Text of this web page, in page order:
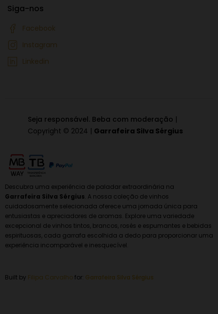
Siga-nos
Facebook
Instagram
Linkedin
Seja responsável. Beba com moderação |
Copyright © 2024 | Garrafeira Silva Sérgius
Descubra uma experiência de paladar extraordinária na
Garrafeira Silva Sérgius. A nossa coleção de vinhos
cuidadosamente selecionada oferece uma jornada única para
entusiastas e apreciadores de aromas. Explore uma variedade
excepcional de vinhos tintos, brancos, rosés e espumantes e bebidas
espirituosas, cada garrafa escolhida a dedo para proporcionar uma
experiência incomparável e inesquecível.
Built by Filipa Carvalhofor: Garrafeira Silva Sérgius